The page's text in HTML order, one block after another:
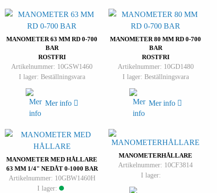
MANOMETER 63 MM RD 0-700
BAR
ROSTFRI
Artikelnummer: 10GSW1460
I lager: Beställningsvara
Mer info
MANOMETER 80 MM RD 0-700
BAR
ROSTFRI
Artikelnummer: 10GD1480
I lager: Beställningsvara
Mer info
MANOMETER MED HÅLLARE
63 MM 1/4" NEDÅT 0-1000 BAR
Artikelnummer: 10GBW1460H
I lager:
MANOMETERHÅLLARE
Artikelnummer: 10CF3814
I lager: